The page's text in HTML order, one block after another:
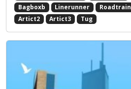
Bagboxb
Linerunner Roadtrain
Artict2
Artict3 Tug